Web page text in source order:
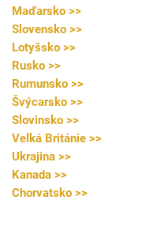
Maďarsko >>
Slovensko >>
Lotyšsko >>
Rusko >>
Rumunsko >>
Švýcarsko >>
Slovinsko >>
Velká Británie >>
Ukrajina >>
Kanada >>
Chorvatsko >>